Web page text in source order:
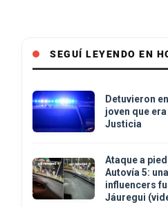
SEGUÍ LEYENDO EN
Detuvieron
joven que
Justicia
Ataque a
Autovía 5:
influencers
Jáuregui